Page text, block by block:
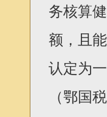
务核算
额，且
认定为
（鄂国